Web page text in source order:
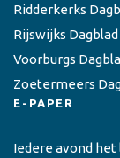
Ridderkerks
Rijswijks Dagblad
Voorburgs
Zoetermeers
E-PAPER
Iedere avond